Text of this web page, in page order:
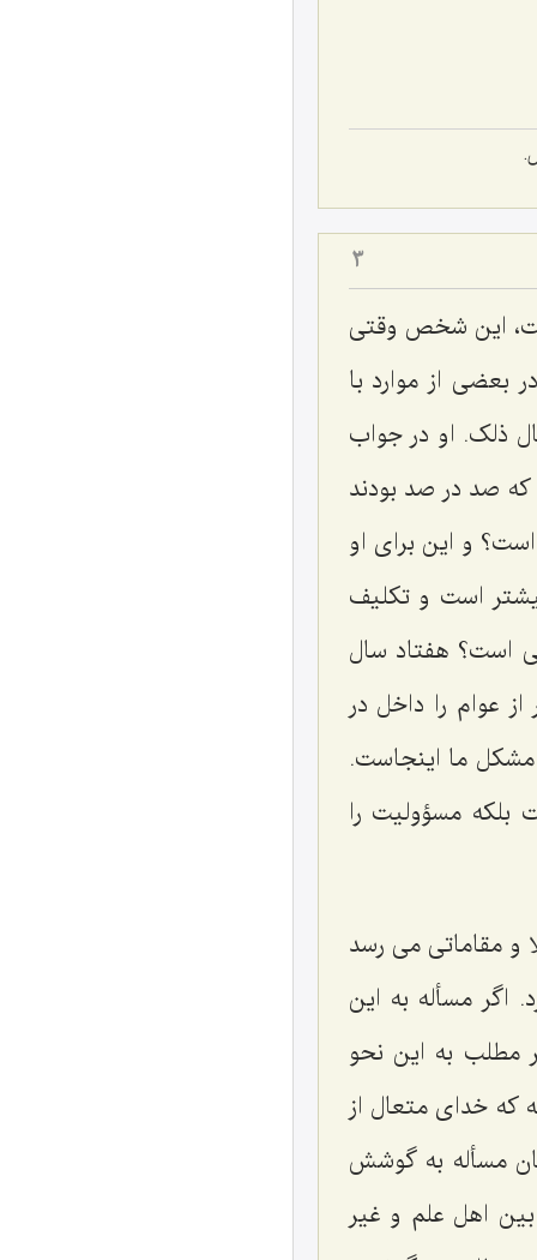
3
این شخص وقتی
بعضی از موارد با
ذلک. او در جواب
که صد در صد بودند
و این برای او
است و تکلیف
است؟ هفتاد سال
عوام را داخل در
ما اینجاست.
بلکه مسؤولیت را
و مقاماتی می رسد
اگر مسأله به این
مطلب به این نحو
که خدای متعال از
مسأله به گوشش
اهل علم و غیر